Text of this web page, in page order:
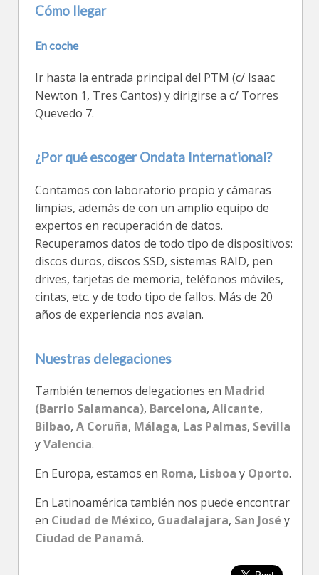
Cómo llegar
En coche
Ir hasta la entrada principal del PTM (c/ Isaac
Newton 1, Tres Cantos) y dirigirse a c/ Torres
Quevedo 7.
¿Por qué escoger Ondata International?
Contamos con laboratorio propio y cámaras
limpias, además de con un amplio equipo de
expertos en recuperación de datos.
Recuperamos datos de todo tipo de dispositivos:
discos duros, discos SSD, sistemas RAID, pen
drives, tarjetas de memoria, teléfonos móviles,
cintas, etc. y de todo tipo de fallos. Más de 20
años de experiencia nos avalan.
Nuestras delegaciones
También tenemos delegaciones en Madrid
(Barrio Salamanca), Barcelona,Alicante,
Bilbao,A Coruña, Málaga, Las Palmas, Sevilla
yValencia.
En Europa, estamos en Roma, Lisboa y Oporto.
En Latinoamérica también nos puede encontrar
en Ciudad de México, Guadalajara, San José y
Ciudad de Panamá.